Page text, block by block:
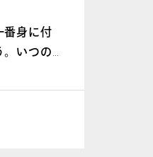
番身に付
。いつの